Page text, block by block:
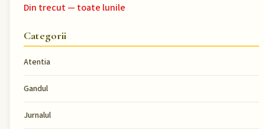
Din trecut — toate lunile
Categorii
Atentia
Gandul
Jurnalul